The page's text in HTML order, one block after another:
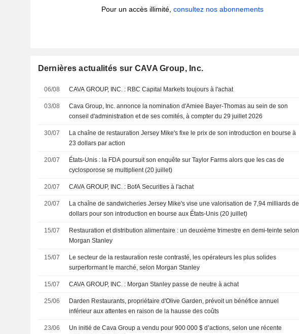
Pour un accès illimité,consultez nos abonnements
Dernières actualités sur CAVA Group, Inc.
06/08 CAVA GROUP, INC. : RBC Capital Markets toujours à l'achat
03/08
Cava Group, Inc. annonce la nomination d'Amiee Bayer-Thomas au sein de son
conseil d'administration et de ses comités, à compter du 29 juillet 2026
30/07
La chaîne de restauration Jersey Mike's fixe le prix de son introduction en bourse à
23 dollars par action
20/07
États-Unis : la FDA poursuit son enquête sur Taylor Farms alors que les cas de
cyclosporose se multiplient (20 juillet)
20/07 CAVA GROUP, INC. : BofA Securities à l'achat
20/07
La chaîne de sandwicheries Jersey Mike's vise une valorisation de 7,94 milliards de
dollars pour son introduction en bourse aux États-Unis (20 juillet)
15/07
Restauration et distribution alimentaire : un deuxième trimestre en demi-teinte selon
Morgan Stanley
15/07
Le secteur de la restauration reste contrasté, les opérateurs les plus solides
surperformant le marché, selon Morgan Stanley
15/07 CAVA GROUP, INC. : Morgan Stanley passe de neutre à achat
25/06
Darden Restaurants, propriétaire d'Olive Garden, prévoit un bénéfice annuel
inférieur aux attentes en raison de la hausse des coûts
23/06
Un initié de Cava Group a vendu pour 900 000 $ d’actions, selon une récente